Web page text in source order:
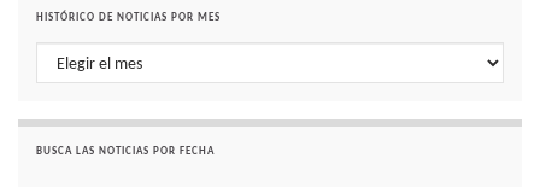
HISTÓRICO DE NOTICIAS POR MES
Histórico de noticias por mes
BUSCA LAS NOTICIAS POR FECHA